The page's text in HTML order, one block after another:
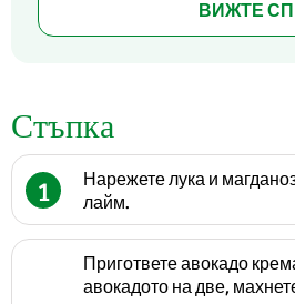
ВИЖТЕ
Стъпка
1
Нарежете лука и
лайм.
Пригответе авокадо
авокадото на две,